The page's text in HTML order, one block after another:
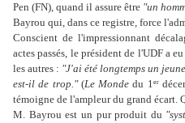
Pen (FN), quand il assure être "un
Bayrou qui, dans ce registre, force
Conscient de l'impressionnant
actes passés, le président de l'UDF a
les autres : "J'ai été longtemps un
est-il de trop."(Le Mondedu 1er
témoigne de l'ampleur du grand écart.
M. Bayrou est un pur produit du